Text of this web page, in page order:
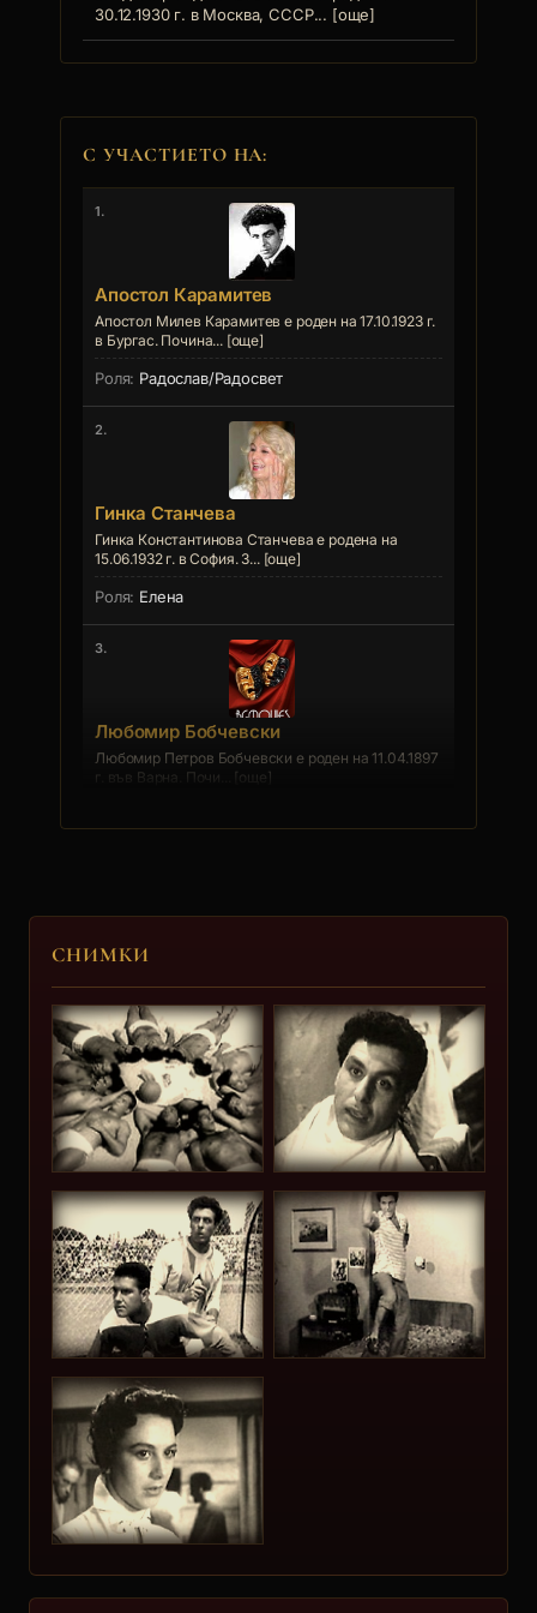
30.12.1930 г. в Москва, СССР... [още]
С УЧАСТИЕТО НА:
1.
Апостол Карамитев
Апостол Милев Карамитев е роден на 17.10.1923 г.
в Бургас. Почина... [още]
Радослав/Радосвет
2.
Гинка Станчева
Гинка Константинова Станчева е родена на
15.06.1932 г. в София. З... [още]
Елена
3.
Любомир Бобчевски
Любомир Петров Бобчевски е роден на 11.04.1897
г. във Варна. Почи... [още]
Елена Хранова
Завъ... [още]
Баба Тинка
5.
Пенчо Петров
Строгов
6.
Надежда Вакавчиева
Майката Невяна
7.
Георги Карев
СНИМКИ